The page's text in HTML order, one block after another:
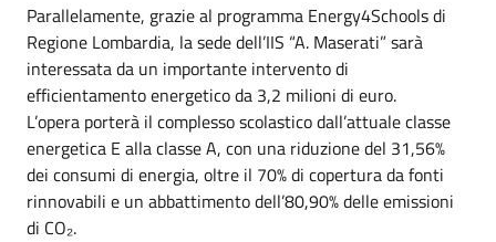
Parallelamente, grazie al programma Energy4Schools di
Regione Lombardia, la sede dell’IIS “A. Maserati” sarà
interessata da un importante intervento di
efficientamento energetico da 3,2 milioni di euro.
L’opera porterà il complesso scolastico dall’attuale classe
energetica E alla classe A, con una riduzione del 31,56%
dei consumi di energia, oltre il 70% di copertura da fonti
rinnovabili e un abbattimento dell’80,90% delle emissioni
di CO₂.